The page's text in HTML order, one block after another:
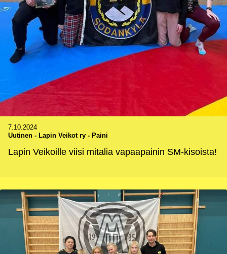
7.10.2024
Uutinen - Lapin Veikot ry - Paini
Lapin Veikoille viisi mitalia vapaapainin SM-kisoista!